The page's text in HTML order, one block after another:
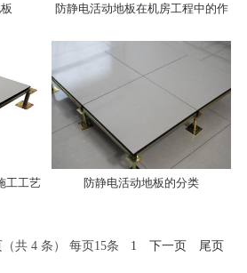
防静电活动地板在机房工程中的作
工工艺 防静电活动地板的分类
（共 4 条） 每页15条 1 下一页 尾页